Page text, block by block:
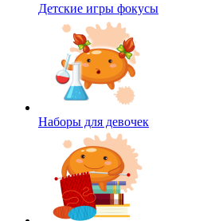
Детские игры фокусы
Наборы для девочек